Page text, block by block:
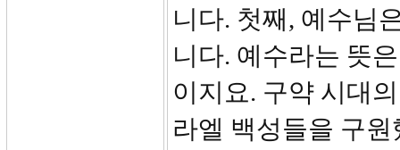
니다. 첫째, 예수님
니다. 예수라는 뜻
이지요. 구약 시대
라엘 백성들을 구